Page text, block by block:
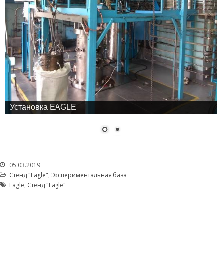
Публикации и
Изобретения
Объявления
Безопасность
Антитеррор
Фотоальбом
Услуги
документации
Установка EAGLE
05.03.2019
Стенд "Eagle", Экспериментальная база
Eagle, Стенд "Eagle"